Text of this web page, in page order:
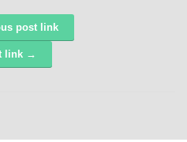
post link
link →